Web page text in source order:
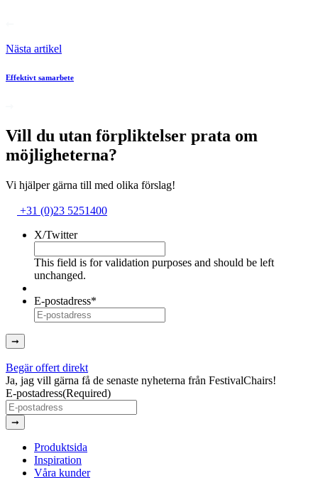
Nästa artikel
Effektivt samarbete
Vill du utan förpliktelser prata om
möjligheterna?
Vi hjälper gärna till med olika förslag!
+31 (0)23 5251400
X/Twitter
This field is for validation purposes and should be left
unchanged.
E-postadress*
➞
Begär offert direkt
Ja, jag vill gärna få de senaste nyheterna från FestivalChairs!
E-postadress(Required)
➞
Produktsida
Inspiration
Våra kunder